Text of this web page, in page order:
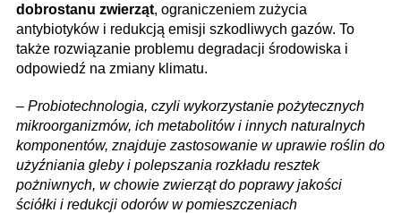
dobrostanu zwierząt, ograniczeniem zużycia
antybiotyków i redukcją emisji szkodliwych gazów. To
także rozwiązanie problemu degradacji środowiska i
odpowiedź na zmiany klimatu.
– Probiotechnologia, czyli wykorzystanie pożytecznych
mikroorganizmów, ich metabolitów i innych naturalnych
komponentów, znajduje zastosowanie w uprawie roślin do
użyźniania gleby i polepszania rozkładu resztek
pożniwnych, w chowie zwierząt do poprawy jakości
ściółki i redukcji odorów w pomieszczeniach